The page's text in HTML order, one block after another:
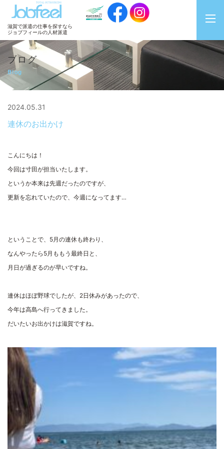
JobFeel
滋賀で派遣の仕事を探すなら
ジョブフィールの人材派遣
ブログ
Blog
2024.05.31
連休のお出かけ
こんにちは！
今回は寸田が担当いたします。
というか本来は先週だったのですが、
更新を忘れていたので、今週になってます…
ということで、5月の連休も終わり、
なんやったら5月ももう最終日と、
月日が過ぎるのが早いですね。
連休はほぼ野球でしたが、2日休みがあったので、
今年は高島へ行ってきました。
だいたいお出かけは滋賀ですね。